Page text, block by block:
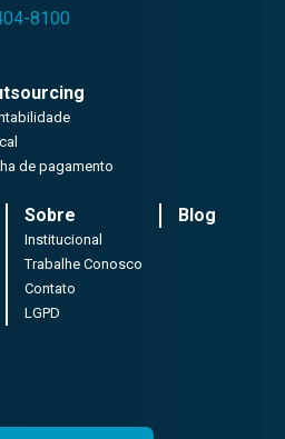
8100
de pagamento
Sobre
Institucional
Trabalhe Conosco
Contato
LGPD
Blog